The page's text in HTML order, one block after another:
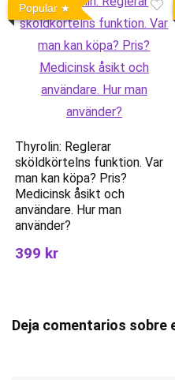
Popular
Thyrolin: Reglerar
sköldkörtelns funktion. Var
man kan köpa? Pris?
Medicinsk åsikt och
användare. Hur man
använder?
399 kr
Deja comentarios sobre